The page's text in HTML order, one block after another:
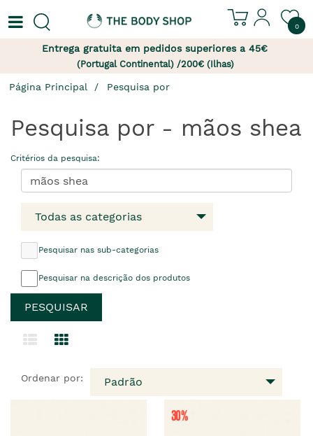
0
Entrega gratuita em pedidos superiores a 45€
(Portugal Continental) /200€ (Ilhas)
Página Principal Pesquisa por
Pesquisa por - mãos shea
Critérios da pesquisa:
Todas as categorias
Pesquisar nas sub-categorias
Pesquisar na descrição dos produtos
Ordenar por: Padrão